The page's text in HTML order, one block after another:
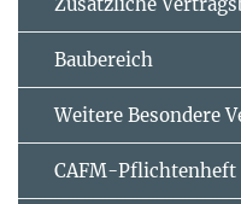
Baubereich
Weitere Besondere
CAFM-Pflichtenheft